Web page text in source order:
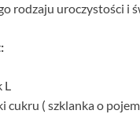
rodzaju uroczystości i
L
cukru ( szklanka o